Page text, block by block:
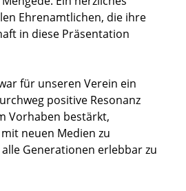
Ehrenamtlichen, die ihre
in diese Präsentation
für unseren Verein ein
positive Resonanz
Vorhaben bestärkt,
neuen Medien zu
Generationen erlebbar zu